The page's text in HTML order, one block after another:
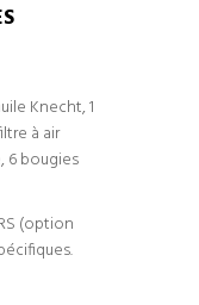
Knecht, 1
à air
6 bougies
(option